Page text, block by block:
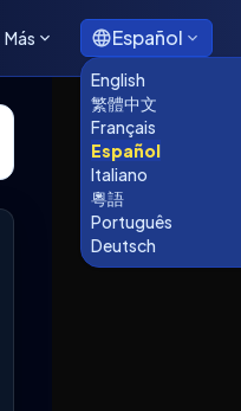
Más Español
English
繁體中文
Français
Español
Italiano
粵語
Português
Deutsch